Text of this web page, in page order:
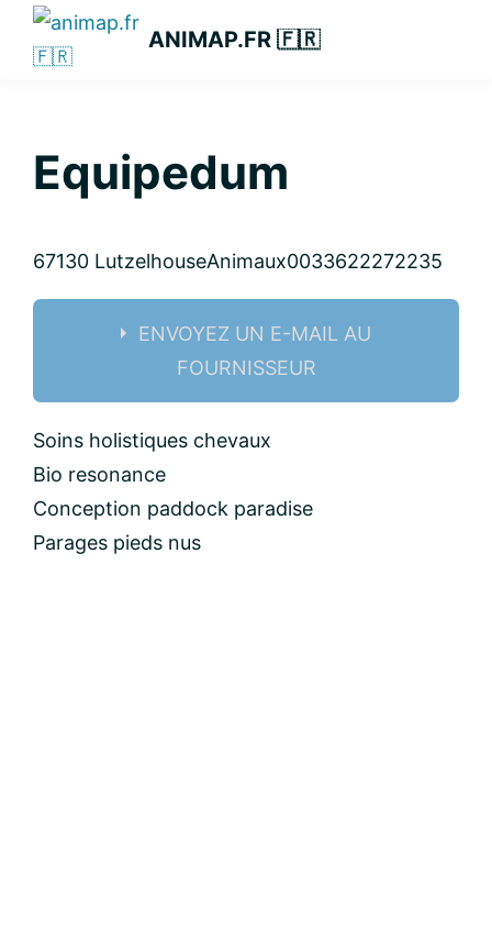
Passer
principale
Passer
Passer
latérale
principale
ANIMAP.FR 🇫🇷
Equipedum
67130 LutzelhouseAnimaux0033622272235
ENVOYEZ UN E-MAIL AU
FOURNISSEUR
Nom:
email:
Soins holistiques chevaux
Bio resonance
Conception paddock paradise
Parages pieds nus